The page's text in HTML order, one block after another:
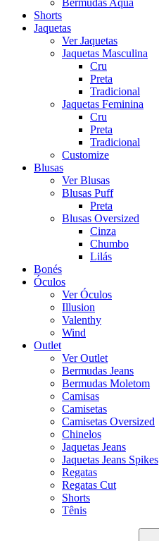
Bermudas Aqua
Shorts
Jaquetas
Ver Jaquetas
Jaquetas Masculina
Cru
Preta
Tradicional
Jaquetas Feminina
Cru
Preta
Tradicional
Customize
Blusas
Ver Blusas
Blusas Puff
Preta
Blusas Oversized
Cinza
Chumbo
Lilás
Bonés
Óculos
Ver Óculos
Illusion
Valenthy
Wind
Outlet
Ver Outlet
Bermudas Jeans
Bermudas Moletom
Camisas
Camisetas
Camisetas Oversized
Chinelos
Jaquetas Jeans
Jaquetas Jeans Spikes
Regatas
Regatas Cut
Shorts
Tênis